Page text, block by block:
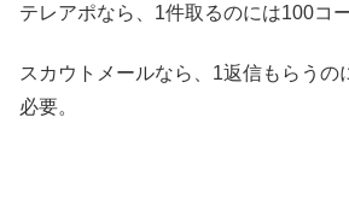
テレアポなら、1件取るのには100コー
スカウトメールなら、1返信もらうの
必要。